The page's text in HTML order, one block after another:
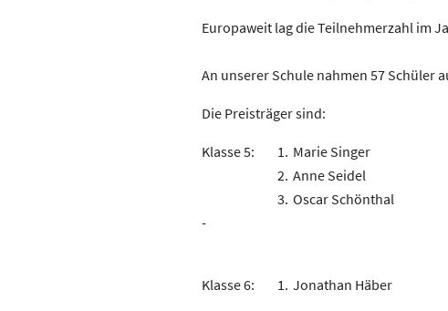
Europaweit lag die Teilnehmerzahl im
An unserer Schule nahmen 57 Schüler
Die Preisträger sind:
Klasse 5: 1. Marie Singer
2. Anne Seidel
3. Oscar Schönthal
-
Klasse 6: 1. Jonathan Häber